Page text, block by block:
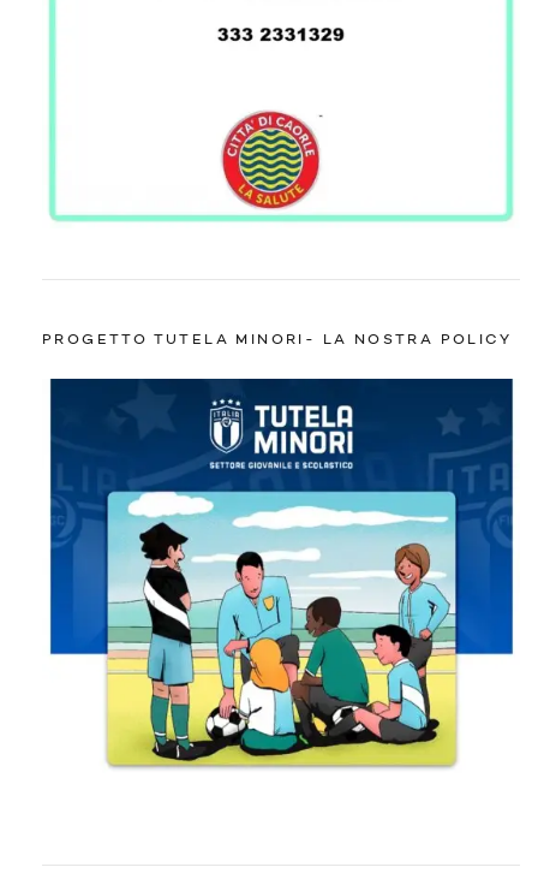
PROGETTO TUTELA MINORI- LA NOSTRA POLICY